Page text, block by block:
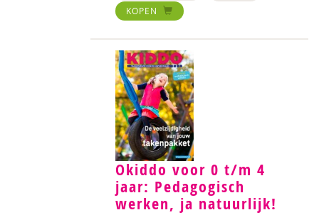
KOPEN
Okiddo voor 0 t/m 4
jaar: Pedagogisch
werken, ja natuurlijk!